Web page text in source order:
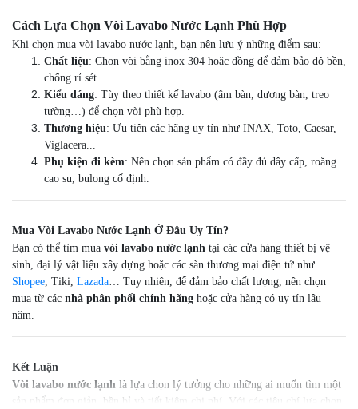
Cách Lựa Chọn Vòi Lavabo Nước Lạnh Phù Hợp
Khi chọn mua vòi lavabo nước lạnh, bạn nên lưu ý những điểm sau:
Chất liệu: Chọn vòi bằng inox 304 hoặc đồng để đảm bảo độ bền,
chống rỉ sét.
Kiểu dáng: Tùy theo thiết kế lavabo (âm bàn, dương bàn, treo
tường…) để chọn vòi phù hợp.
Thương hiệu: Ưu tiên các hãng uy tín như INAX, Toto, Caesar,
Viglacera...
Phụ kiện đi kèm: Nên chọn sản phẩm có đầy đủ dây cấp, roăng
cao su, bulong cố định.
Mua Vòi Lavabo Nước Lạnh Ở Đâu Uy Tín?
Bạn có thể tìm mua vòi lavabo nước lạnh tại các cửa hàng thiết bị vệ
sinh, đại lý vật liệu xây dựng hoặc các sàn thương mại điện tử như
Shopee, Tiki, Lazada… Tuy nhiên, để đảm bảo chất lượng, nên chọn
mua từ các nhà phân phối chính hãng hoặc cửa hàng có uy tín lâu
năm.
Kết Luận
Vòi lavabo nước lạnh là lựa chọn lý tưởng cho những ai muốn tìm một
sản phẩm đơn giản, bền bỉ và tiết kiệm chi phí. Với các tiêu chí lựa chọn